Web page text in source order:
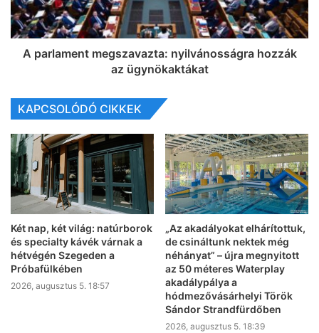
A parlament megszavazta: nyilvánosságra hozzák
az ügynökaktákat
KAPCSOLÓDÓ CIKKEK
Két nap, két világ: natúrborok
és specialty kávék várnak a
hétvégén Szegeden a
Próbafülkében
2026, augusztus 5. 18:57
„Az akadályokat elhárítottuk,
de csináltunk nektek még
néhányat” – újra megnyitott
az 50 méteres Waterplay
akadálypálya a
hódmezővásárhelyi Török
Sándor Strandfürdőben
2026, augusztus 5. 18:39